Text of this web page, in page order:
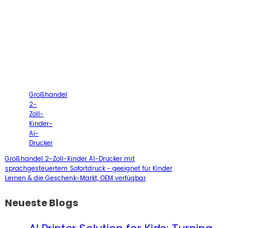
Großhandel
2-
Zoll-
Kinder-
Ai-
Drucker
Großhandel 2-Zoll-Kinder AI-Drucker mit
sprachgesteuertem Sofortdruck - geeignet für Kinder
Lernen & die Geschenk-Markt, OEM verfügbar
Neueste Blogs